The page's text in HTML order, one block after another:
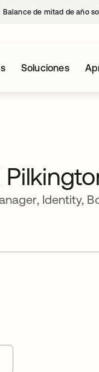
Balance de mitad de año
Soluciones
Identity,